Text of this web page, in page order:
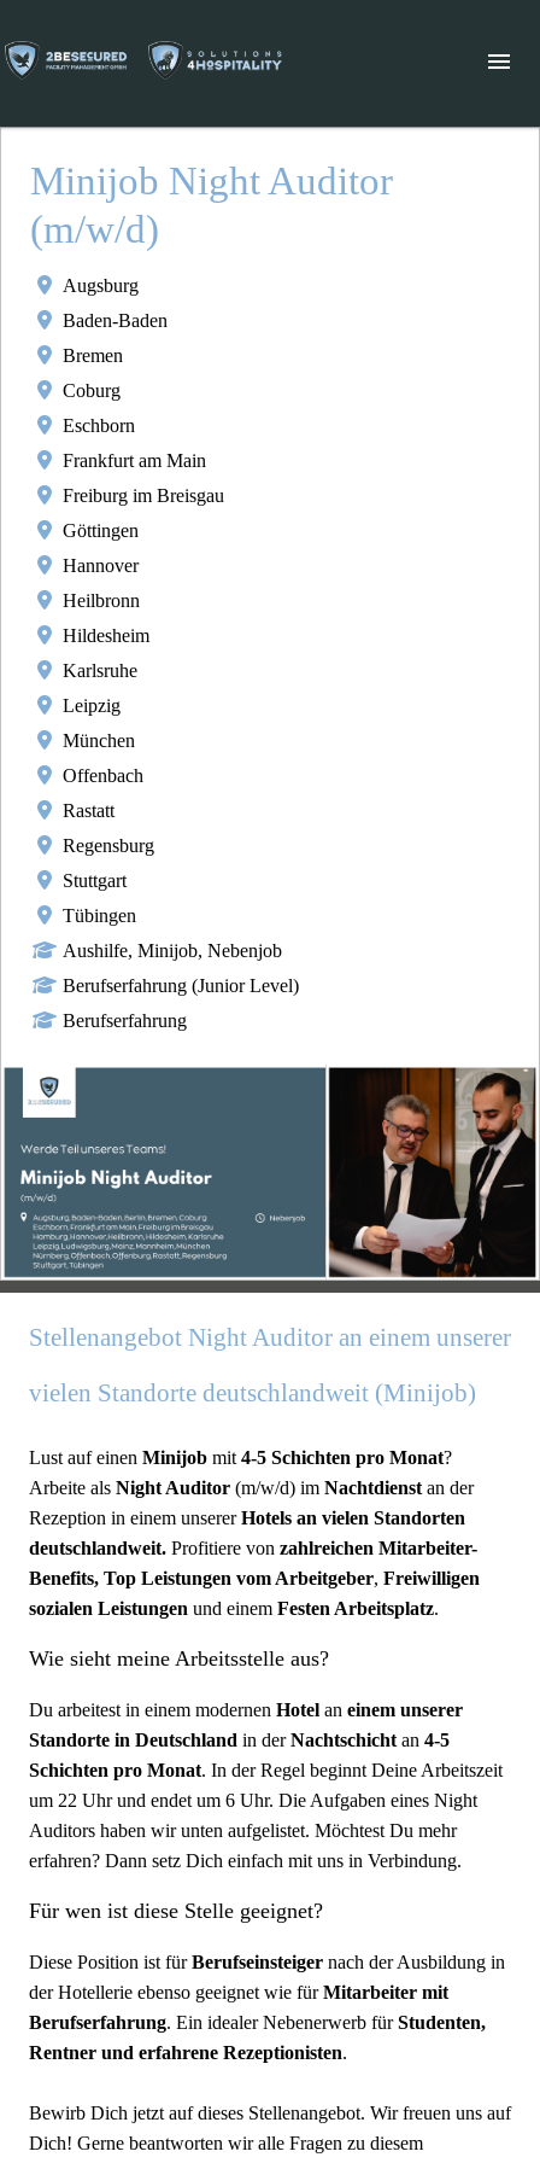
Minijob Night Auditor
(m/w/d)
Augsburg
Baden-Baden
Bremen
Coburg
Eschborn
Frankfurt am Main
Freiburg im Breisgau
Göttingen
Hannover
Heilbronn
Hildesheim
Karlsruhe
Leipzig
München
Offenbach
Rastatt
Regensburg
Stuttgart
Tübingen
Aushilfe, Minijob, Nebenjob
Berufserfahrung (Junior Level)
Berufserfahrung
Stellenangebot Night Auditor an einem unserer
vielen Standorte deutschlandweit (Minijob)
Lust auf einen Minijob mit 4-5 Schichten pro Monat?
Arbeite als Night Auditor (m/w/d) im Nachtdienst an der
Rezeption in einem unsererHotels an vielen Standorten
deutschlandweit. Profitiere von zahlreichen Mitarbeiter-
Benefits, Top Leistungen vom Arbeitgeber, Freiwilligen
sozialen Leistungen und einem Festen Arbeitsplatz.
Wie sieht meine Arbeitsstelle aus?
Du arbeitest in einem modernen Hotel an einem unserer
Standorte in Deutschland in derNachtschicht an 4-5
Schichten pro Monat. In der Regel beginnt Deine Arbeitszeit
um 22 Uhr und endet um 6 Uhr. Die Aufgaben eines Night
Auditors haben wir unten aufgelistet. Möchtest Du mehr
erfahren? Dann setz Dich einfach mit uns in Verbindung.
Für wen ist diese Stelle geeignet?
Diese Position ist fürBerufseinsteiger nach der Ausbildung in
der Hotellerie ebenso geeignet wie fürMitarbeiter mit
Berufserfahrung. Ein idealer Nebenerwerb fürStudenten,
Rentner und erfahrene Rezeptionisten.
Bewirb Dich jetzt auf dieses Stellenangebot. Wir freuen uns auf
Dich! Gerne beantworten wir alle Fragen zu diesem